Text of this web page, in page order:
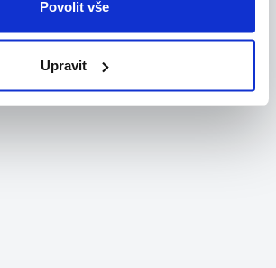
Povolit vše
Upravit